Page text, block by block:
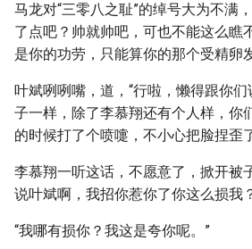
马龙对“三零八之耻”的绰号大为不满
了点吧？帅就帅吧，可也不能这么瞧
是你的功劳，只能算你的那个受精卵
叶斌咧咧嘴，道，“行啦，懒得跟你
子一样，除了李慕翔还有个人样，你
的时候打了个喷嚏，不小心把脸捏歪
李慕翔一听这话，不愿意了，掀开被
说叶斌啊，我招你惹你了你这么损我
“我哪有损你？我这是夸你呢。”